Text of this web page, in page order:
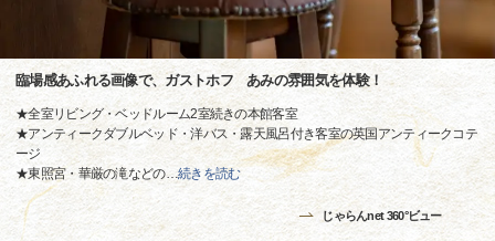
臨場感あふれる画像で、ガストホフ あみの雰囲気を体験！
★全室リビング・ベッドルーム2室続きの本館客室
★アンティークダブルベッド・洋バス・露天風呂付き客室の英国アンティークコテ
ージ
★東照宮・華厳の滝などの…続きを読む
じゃらんnet 360°ビュー